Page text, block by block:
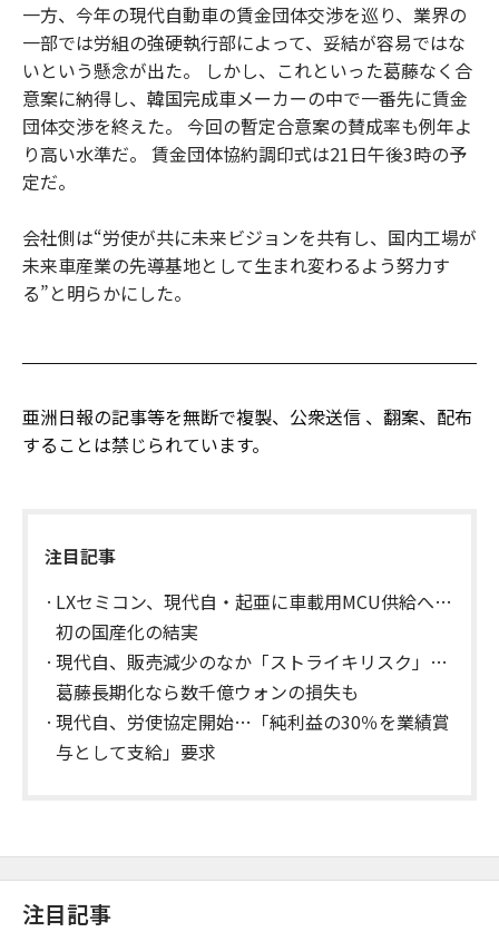
一方、今年の現代自動車の賃金団体交渉を巡り、業界の
一部では労組の強硬執行部によって、妥結が容易ではな
いという懸念が出た。 しかし、これといった葛藤なく合
意案に納得し、韓国完成車メーカーの中で一番先に賃金
団体交渉を終えた。 今回の暫定合意案の賛成率も例年よ
り高い水準だ。 賃金団体協約調印式は21日午後3時の予
定だ。
会社側は“労使が共に未来ビジョンを共有し、国内工場が
未来車産業の先導基地として生まれ変わるよう努力す
る”と明らかにした。
亜洲日報の記事等を無断で複製、公衆送信 、翻案、配布
することは禁じられています。
注目記事
LXセミコン、現代自・起亜に車載用MCU供給へ…
初の国産化の結実
現代自、販売減少のなか「ストライキリスク」…
葛藤長期化なら数千億ウォンの損失も
現代自、労使協定開始…「純利益の30％を業績賞
与として支給」要求
注目記事